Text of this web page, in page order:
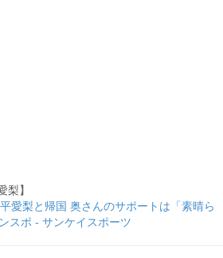
】
愛梨と帰国 奥さんのサポートは「素晴ら
スポ - サンケイスポーツ